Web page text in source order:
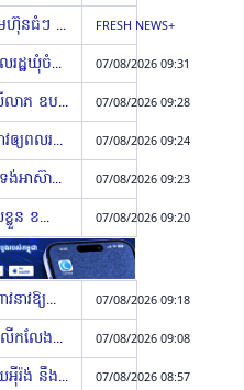
ក្រុមហ៊ុន Alibaba គ្រោងទារប្រាក់ពីក្រុមហ៊ុនធំៗ ដែលប្រើប្រាស់ម៉ូដែល AI Open-Source ជំនាន់ថ្មីរបស់ខ្លួន FRESH NEWS+
អភិបាលស្រុកស្ទោង អបអរសាទរប្រជាពលរដ្ឋឃុំចំណាលើ ចំពោះសមិទ្ធផលហេដ្ឋារចនាសម្ព័ន្ធថ្មីៗ 07/08/2026 09:31
លោក ជិត ប៉ុណ្ណារ៉ា និងលោកស្រី យូ ស្រីលាភ ឧបត្ថម្ភថវិកា ២៧លានរៀល ជូនគ្រួសារមន្ត្រីនគរបាល និងប្រជាការពារ ដែលបានពលី និងរងរបួសក្នុងតួនាទី នៅស្រុកវាលវែង 07/08/2026 09:28
កងរាជអាវុធហត្ថខេត្តកំពង់ស្ពឺ បន្តអំពាវនាវឲ្យពលរដ្ឋ ទាក់ទងលេខទូរស័ព្ទ ១២៩២ សម្រាប់អន្តរាគមន៍សង្គ្រោះបន្ទាន់ ២៤ម៉ោង 07/08/2026 09:24
ក្រសួងការបរទេស រៀបចំប្រារព្ធពិធីបង្ហូតទង់អាស៊ាន ដើម្បីអបអរទិវាអាស៊ានលើកទី៥៩ 07/08/2026 09:23
ជប៉ុនបង្គាប់ប្រជាជនរាប់សែននាក់ជម្លៀសខ្លួន ខណៈព្យុះ Dolphin បក់បោកកាន់តែកៀក ជើងហោះហើរ ៥០០ ត្រូវបានលុបចោល (Video inside) 07/08/2026 09:20
នគរបាលប្រឆាំងបទល្មើសបច្ចេកវិទ្យា អំពាវនាវឱ្យប្រជាពលរដ្ឋ ប្រយ័ត្នចំពោះកម្ចីអនឡាញ «កុំឱ្យការខ្ចីប្រាក់ក្លាយជាការបាត់បង់ទ្រព្យសម្បត្តិ» ! 07/08/2026 09:18
ក្រសួងពាណិជ្ជកម្ម រំលឹកជាថ្មីអំពីការបន្តលើកលែងការពិន័យ ចំពោះក្រុមហ៊ុនខកខានតម្កល់ប្រតិវេទន៍ប្រចាំឆ្នាំ តាមរយៈការពិន័យត្រឹម ១ឆ្នាំចុងក្រោយ សម្រាប់រយៈ​ពេល ៦ខែ (Video inside) 07/08/2026 09:08
លោក ដូណាល់ ត្រាំ គិតថាសង្រ្គាមជាមួយអ៉ីរ៉ង់ នឹងបិទបញ្ចប់ឆាប់ៗ (Video inside) 07/08/2026 08:57